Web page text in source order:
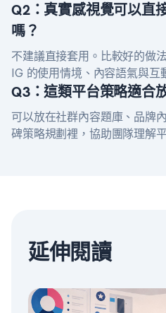
Q2：真實感視覺可以直
嗎？
不建議直接套用。比較好的做
IG 的使用情境、內容語氣與互
Q3：這類平台策略適合
可以放在社群內容題庫、品牌
碑策略規劃裡，協助團隊理解
延伸閱讀